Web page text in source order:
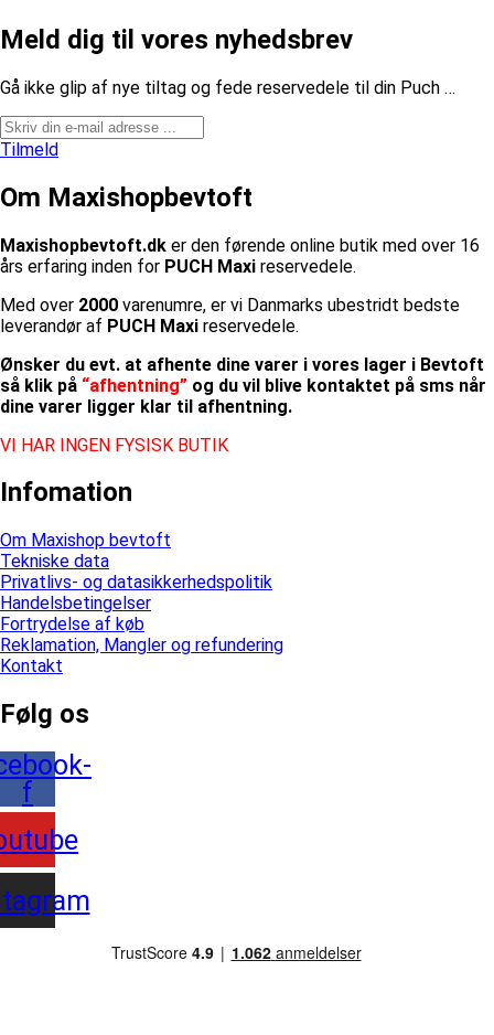
Meld dig til vores nyhedsbrev
​Gå ikke glip af nye tiltag og fede reservedele til din Puch …
Tilmeld
Om Maxishopbevtoft
Maxishopbevtoft.dk er den førende online butik med over 16
års erfaring inden for PUCH Maxi reservedele.
Med over 2000 varenumre, er vi Danmarks ubestridt bedste
leverandør af PUCH Maxi reservedele.
Ønsker du evt. at afhente dine varer i vores lager i Bevtoft
så klik på “afhentning” og du vil blive kontaktet på sms når
dine varer ligger klar til afhentning.
VI HAR INGEN FYSISK BUTIK
Infomation
Om Maxishop bevtoft
Tekniske data
Privatlivs- og datasikkerhedspolitik
Handelsbetingelser
Fortrydelse af køb
Reklamation, Mangler og refundering
Kontakt
Følg os
f